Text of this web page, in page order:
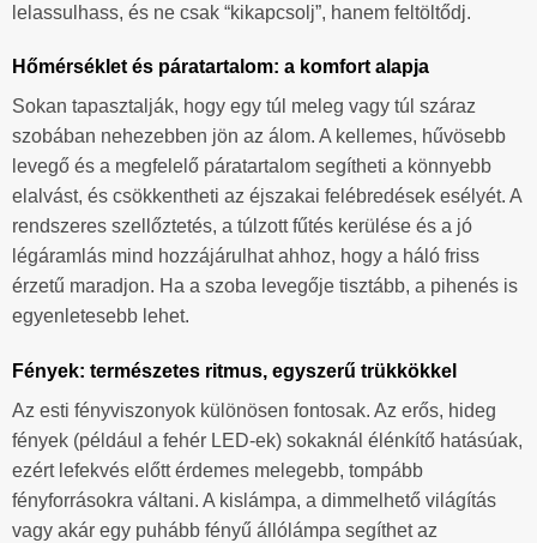
lelassulhass, és ne csak “kikapcsolj”, hanem feltöltődj.
Hőmérséklet és páratartalom: a komfort alapja
Sokan tapasztalják, hogy egy túl meleg vagy túl száraz
szobában nehezebben jön az álom. A kellemes, hűvösebb
levegő és a megfelelő páratartalom segítheti a könnyebb
elalvást, és csökkentheti az éjszakai felébredések esélyét. A
rendszeres szellőztetés, a túlzott fűtés kerülése és a jó
légáramlás mind hozzájárulhat ahhoz, hogy a háló friss
érzetű maradjon. Ha a szoba levegője tisztább, a pihenés is
egyenletesebb lehet.
Fények: természetes ritmus, egyszerű trükkökkel
Az esti fényviszonyok különösen fontosak. Az erős, hideg
fények (például a fehér LED-ek) sokaknál élénkítő hatásúak,
ezért lefekvés előtt érdemes melegebb, tompább
fényforrásokra váltani. A kislámpa, a dimmelhető világítás
vagy akár egy puhább fényű állólámpa segíthet az